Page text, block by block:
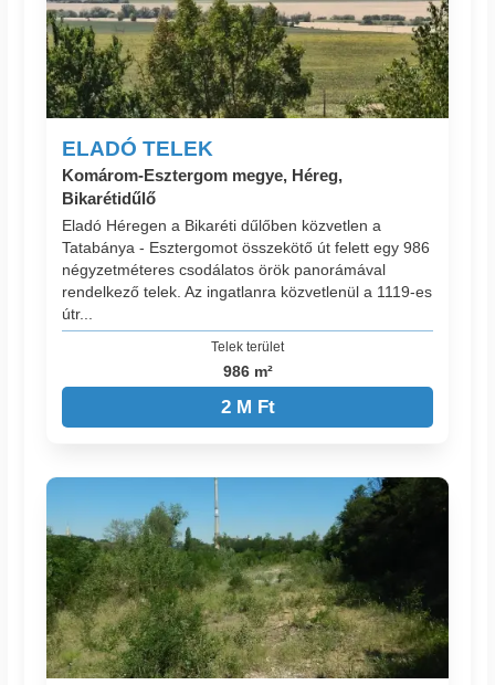
ELADÓ TELEK
Komárom-Esztergom megye, Héreg,
Bikarétidűlő
Eladó Héregen a Bikaréti dűlőben közvetlen a
Tatabánya - Esztergomot összekötő út felett egy 986
négyzetméteres csodálatos örök panorámával
rendelkező telek. Az ingatlanra közvetlenül a 1119-es
útr...
Telek terület
986 m²
2 M Ft